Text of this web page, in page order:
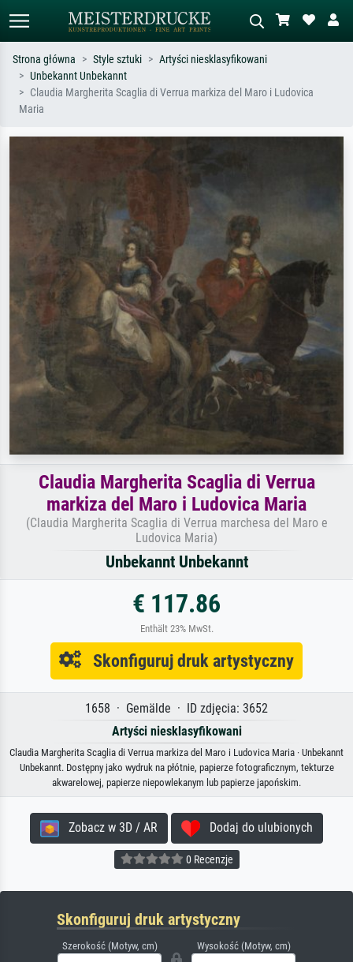
Wyszukiwanie standardowe Wyszukiwanie obrazów AI
Szukaj wg artysty, tytułu lub stylu – np.
impresjonizm, fala Hokusaia, akt.
Strona główna Style sztuki
Artyści niesklasyfikowani
Unbekannt Unbekannt
Claudia Margherita Scaglia di Verrua markiza del Maro i Ludovica
Maria
Claudia Margherita Scaglia di Verrua
markiza del Maro i Ludovica Maria
(Claudia Margherita Scaglia di Verrua marchesa del Maro e
Ludovica Maria)
Unbekannt Unbekannt
€ 117.86
Enthält 23% MwSt.
Skonfiguruj druk artystyczny
1658 · Gemälde · ID zdjęcia: 3652
Artyści niesklasyfikowani
Claudia Margherita Scaglia di Verrua markiza del Maro i Ludovica Maria · Unbekannt
Unbekannt. Dostępny jako wydruk na płótnie, papierze fotograficznym, tekturze
akwarelowej, papierze niepowlekanym lub papierze japońskim.
Zobacz w 3D / AR Dodaj do ulubionych
0 Recenzje
Skonfiguruj druk artystyczny
Szerokość (Motyw, cm) Wysokość (Motyw, cm)